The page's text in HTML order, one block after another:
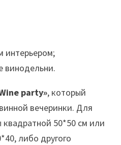
интерьером;
винодельни.
party», который
вечеринки. Для
50*50 см или
либо другого